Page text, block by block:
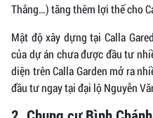
Thắng…) tăng thêm lợi thế cho
Mật độ xây dựng tại Calla
của dự án chưa được đầu tư
diện trên Calla Garden mở ra
đầu tư ngay tại đại lộ Nguyễn